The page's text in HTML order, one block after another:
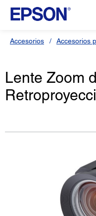
Accesorios Accesorios
Lente Zoom